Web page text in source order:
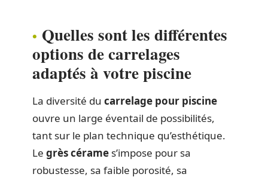
Quelles sont les différentes
options de carrelages
adaptés à votre piscine
La diversité du carrelage pour piscine
ouvre un large éventail de possibilités,
tant sur le plan technique qu’esthétique.
Le grès cérame s’impose pour sa
robustesse, sa faible porosité, sa